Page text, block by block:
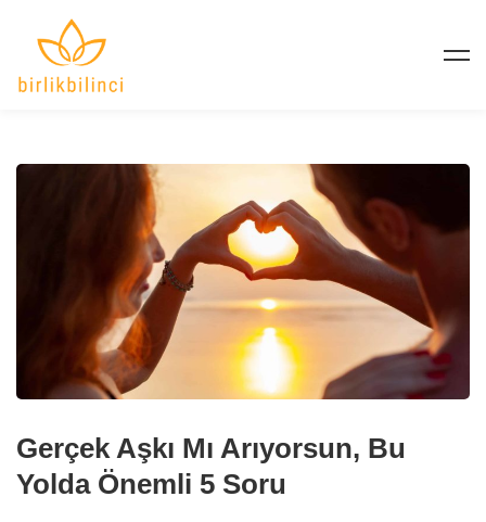
Gerçek Aşkı Mı Arıyorsun, Bu
Yolda Önemli 5 Soru